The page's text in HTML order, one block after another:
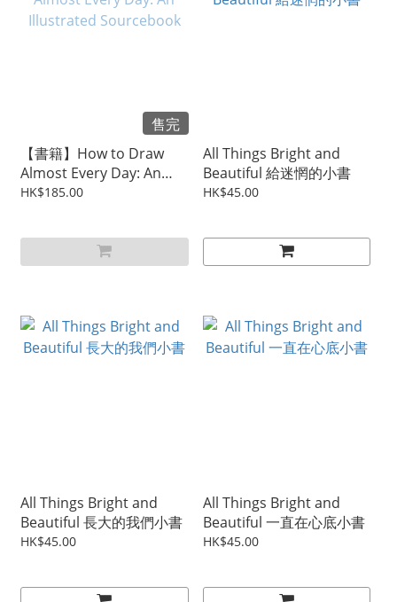
售完
【書籍】How to Draw
Almost Every Day: An
Illustrated Sourcebook
HK$185.00
All Things Bright and
Beautiful 給迷惘的小書
HK$45.00
All Things Bright and
Beautiful 長大的我們小書
HK$45.00
All Things Bright and
Beautiful 一直在心底小書
HK$45.00